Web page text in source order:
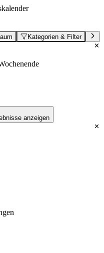
Kategorien & Filter
anzeigen